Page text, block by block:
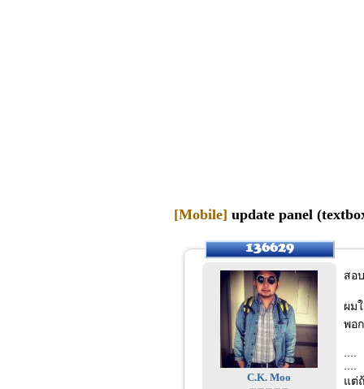
[Mobile] update panel
C.K. Moo
สอ
ผม
พอ
แต่